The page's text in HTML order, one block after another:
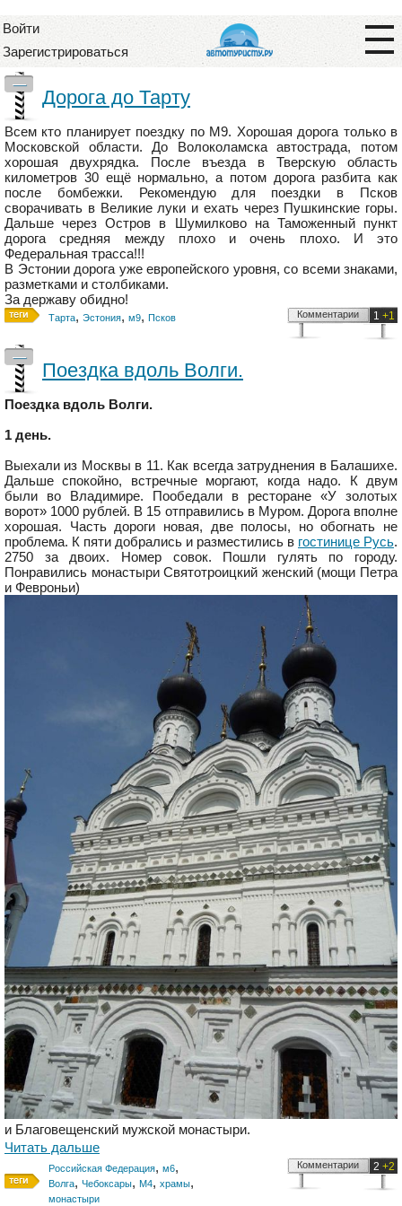
Войти
Зарегистрироваться
—
Дорога до Тарту
Всем кто планирует поездку по М9. Хорошая дорога только в
Московской области. До Волоколамска автострада, потом
хорошая двухрядка. После въезда в Тверскую область
километров 30 ещё нормально, а потом дорога разбита как
после бомбежки. Рекомендую для поездки в Псков
сворачивать в Великие луки и ехать через Пушкинские горы.
Дальше через Остров в Шумилково на Таможенный пункт
дорога средняя между плохо и очень плохо. И это
Федеральная трасса!!!
В Эстонии дорога уже европейского уровня, со всеми знаками,
разметками и столбиками.
За державу обидно!
Тарта, Эстония, м9, Псков 1 +1
Комментарии
—
Поездка вдоль Волги.
Поездка вдоль Волги.
1 день.
Выехали из Москвы в 11. Как всегда затруднения в Балашихе.
Дальше спокойно, встречные моргают, когда надо. К двум
были во Владимире. Пообедали в ресторане «У золотых
ворот» 1000 рублей. В 15 отправились в Муром. Дорога вполне
хорошая. Часть дороги новая, две полосы, но обогнать не
проблема. К пяти добрались и разместились в гостинице Русь.
2750 за двоих. Номер совок. Пошли гулять по городу.
Понравились монастыри Святотроицкий женский (мощи Петра
и Февроньи)
и Благовещенский мужской монастыри.
Читать дальше
Российская Федерация, м6,
Волга, Чебоксары, М4, храмы,
монастыри
2 +2
Комментарии